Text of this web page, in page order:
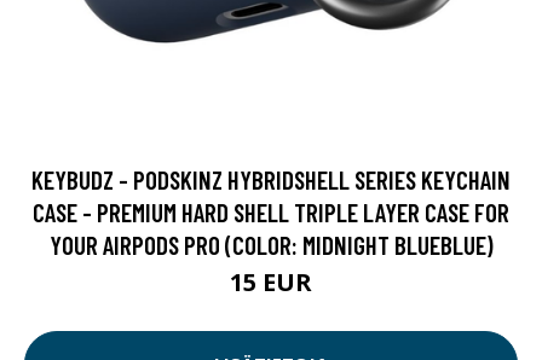
KEYBUDZ - PODSKINZ HYBRIDSHELL SERIES KEYCHAIN
CASE - PREMIUM HARD SHELL TRIPLE LAYER CASE FOR
YOUR AIRPODS PRO (COLOR: MIDNIGHT BLUEBLUE)
15 EUR